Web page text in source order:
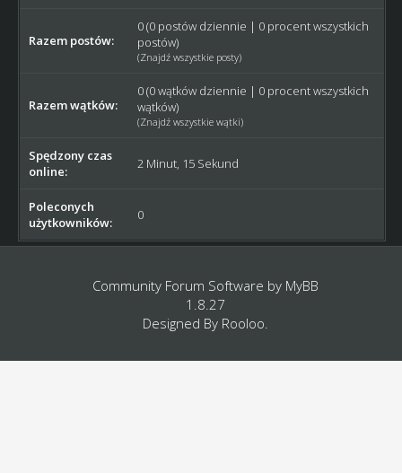
Razem postów:
0 (0 postów dziennie | 0 procent wszystkich
postów)
(Znajdź wszystkie posty)
Razem wątków:
0 (0 wątków dziennie | 0 procent wszystkich
wątków)
(Znajdź wszystkie wątki)
Spędzony czas
online:
2 Minut, 15 Sekund
Poleconych
użytkowników:
0
Community Forum Software by MyBB
1.8.27
Designed By Rooloo.